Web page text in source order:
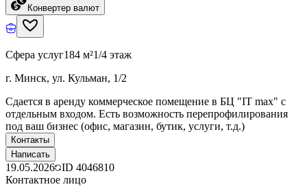
Конвертер валют
Сфера услуг184 м²1/4 этаж
г. Минск, ул. Кульман, 1/2
Сдается в аренду коммерческое помещение в БЦ "IT max" с
отдельным входом. Есть возможность перепрофилирования
под ваш бизнес (офис, магазин, бутик, услуги, т.д.)
Контакты
Написать
19.05.2026 ID 4046810
Контактное лицо